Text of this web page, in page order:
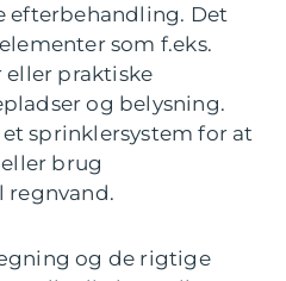
efterbehandling. Det
som f.eks.
praktiske
og belysning.
sprinklersystem for at
brug
regnvand.
og de rigtige